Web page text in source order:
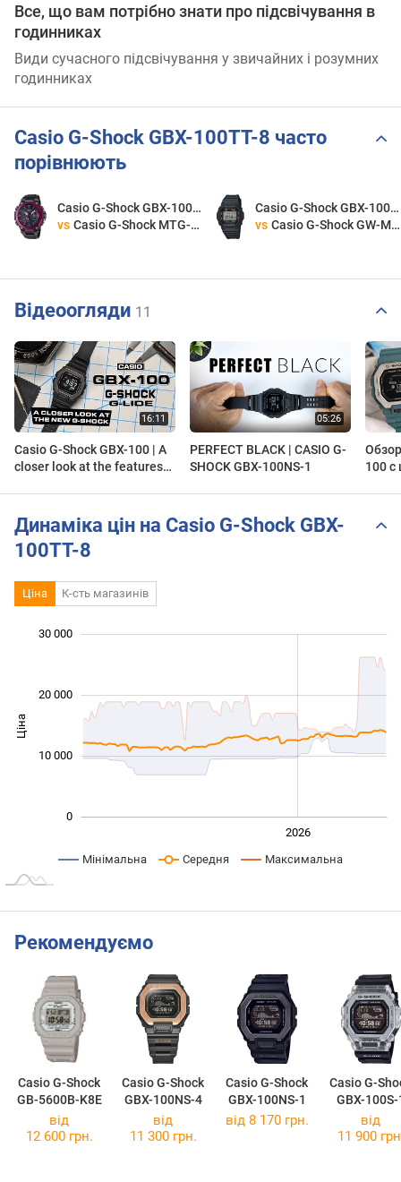
Все, що вам потрібно знати про підсвічування в
годинниках
Види сучасного підсвічування у звичайних і розумних
годинниках
Casio G-Shock GBX-100TT-8 часто
порівнюють
Casio G-Shock GBX-100TT-8
vs Casio G-Shock MTG-B2000BD-1A4
Casio G-Shock GBX-100TT-8
vs Casio G-Shock GW-M5610U-1E
Відеоогляди 11
Casio G-Shock GBX-100 | A
closer look at the features
PERFECT BLACK | CASIO G-
SHOCK GBX-100NS-1
100
Динаміка цін на Casio G-Shock GBX-
100TT-8
Ціна К-сть магазинів
Ціна
0
10 000
20 000
30 000
2026
Мінімальна Середня Максимальна
Рекомендуємо
Casio G-Shock
GB-5600B-K8E
Casio G-Shock
GBX-100NS-4
Casio G-Shock
GBX-100NS-1
Casio G-
GBX-100S-
від
12 600 грн.
від
11 300 грн.
від 8 170 грн.
від
11 900